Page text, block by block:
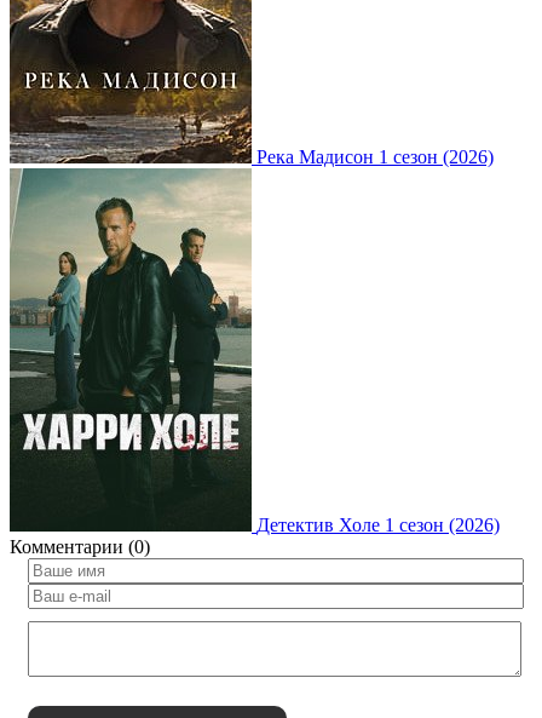
Река Мадисон 1 сезон (2026)
Детектив Холе 1 сезон (2026)
Комментарии (0)